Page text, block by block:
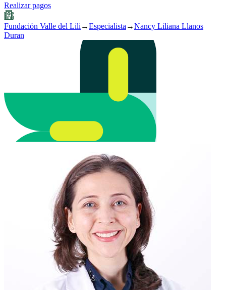
Realizar pagos
Fundación Valle del Lili →Especialista →Nancy Liliana Llanos
Duran